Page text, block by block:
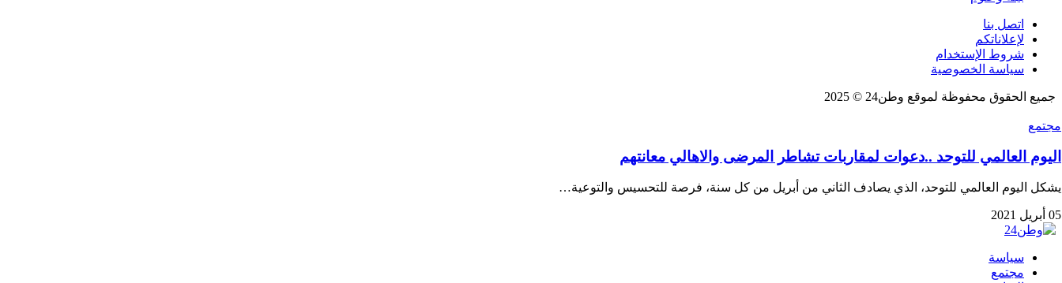
اتصل بنا
لإعلاناتكم
شروط الإستخدام
سياسة الخصوصية
جميع الحقوق محفوظة لموقع وطن24 © 2025
مجتمع
اليوم العالمي للتوحد ..دعوات لمقاربات تشاطر المرضى والاهالي معانتهم
يشكل اليوم العالمي للتوحد، الذي يصادف الثاني من أبريل من كل سنة، فرصة للتحسيس والتوعية…
05 أبريل 2021
سياسة
مجتمع